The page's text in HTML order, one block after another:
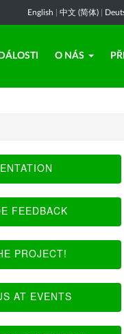
English 中文 (简体)
O NÁS
FEEDBACK
PROJECT!
AT EVENTS